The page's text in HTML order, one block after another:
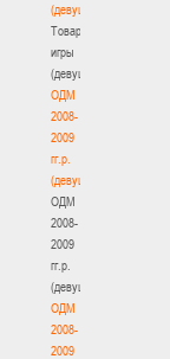
(девушки)
Товарищеские
игры
(девушки)
ОДМ
2008-
2009
гг.р.
(девушки)
ОДМ
2008-
2009
гг.р.
(девушки)
ОДМ
2008-
2009